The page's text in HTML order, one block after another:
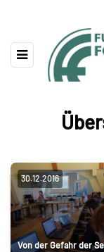
30.12.2016
Von der Gefahr der